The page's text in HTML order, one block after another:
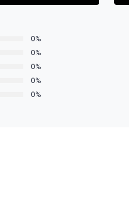
0%
0%
0%
0%
0%